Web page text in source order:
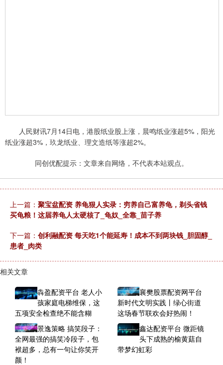
人民财讯7月14日电，港股纸业股上涨，晨鸣纸业涨超5%，阳光
纸业涨超3%，玖龙纸业、理文造纸等涨超2%。
同创优配提示：文章来自网络，不代表本站观点。
上一篇： 聚宝盆配资 养龟狠人实录：穷养自己富养龟，剃头省钱
买龟粮！这届养龟人太硬核了_龟奴_全靠_苗子养
下一篇： 创利融配资 每天吃1个能延寿！成本不到两块钱_胆固醇_
患者_肉类
相关文章
犇盈配资平台 老人小
孩家庭电梯维保，这
五项安全检查绝不能含糊
襄樊股票配资网平台
新时代文明实践丨绿心街道
这场春节联欢会好热闹！
景逸策略 搞笑段子：
全网最强的搞笑冷段子，包
袱超多，总有一句让你笑开
颜！
鑫达配资平台 微距镜
头下成熟的榆黄菇自
带梦幻虹彩